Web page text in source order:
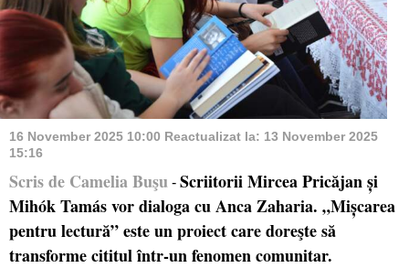
16 November 2025 10:00 Reactualizat la: 13 November 2025
15:16
Scris de Camelia Buşu - Scriitorii Mircea Pricăjan și
Mihók Tamás vor dialoga cu Anca Zaharia. „Mișcarea
pentru lectură” este un proiect care doreşte să
transforme cititul într-un fenomen comunitar.